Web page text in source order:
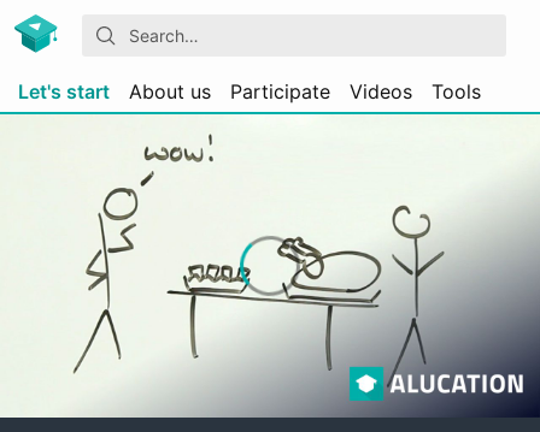
Let's start About us Participate Videos Tools